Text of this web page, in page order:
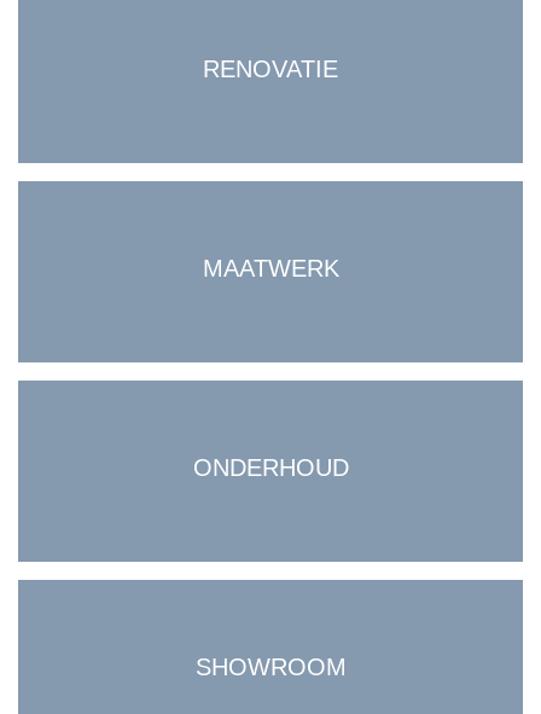
RENOVATIE
MAATWERK
ONDERHOUD
SHOWROOM